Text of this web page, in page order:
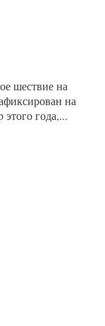
шествие на
на
года,...